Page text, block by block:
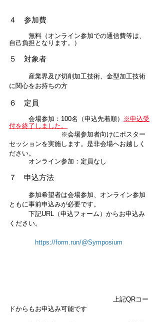
４　参加費
無料（オンライン参加での通信費等は、
自己負担となります。）
５　対象者
産業界及び切削加工技術、金型加工技術
に関心をお持ちの方
６　定員
会場参加：100名（申込先着順）
※申込受
付を終了しました。
※会場参加者向けにポスター
セッションを実施します。是非会場へお越しく
ださい。
オンライン参加：定員なし
７　申込方法
参加希望者は会場参加、オンライン参加
ともに事前申込みが必要です。
下記URL（申込フォーム）からお申込み
ください。
https://form.run/@Symposium
ドからもお申込み可能です